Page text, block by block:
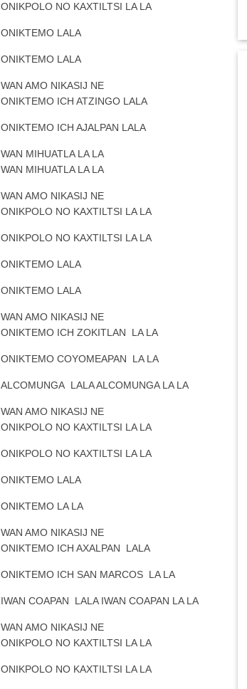
ONIKPOLO NO KAXTILTSI LA LA
ONIKTEMO LALA
ONIKTEMO LALA
WAN AMO NIKASIJ NE
ONIKTEMO ICH ATZINGO LALA
ONIKTEMO ICH AJALPAN LALA
WAN MIHUATLA LA LA
WAN MIHUATLA LA LA
WAN AMO NIKASIJ NE
ONIKPOLO NO KAXTILTSI LA LA
ONIKPOLO NO KAXTILTSI LA LA
ONIKTEMO LALA
ONIKTEMO LALA
WAN AMO NIKASIJ NE
ONIKTEMO ICH ZOKITLAN LA LA
ONIKTEMO COYOMEAPAN LA LA
ALCOMUNGA LALA ALCOMUNGA LA LA
WAN AMO NIKASIJ NE
ONIKPOLO NO KAXTILTSI LA LA
ONIKPOLO NO KAXTILTSI LA LA
ONIKTEMO LALA
ONIKTEMO LA LA
WAN AMO NIKASIJ NE
ONIKTEMO ICH AXALPAN LALA
ONIKTEMO ICH SAN MARCOS LA LA
IWAN COAPAN LALA IWAN COAPAN LA LA
WAN AMO NIKASIJ NE
ONIKPOLO NO KAXTILTSI LA LA
ONIKPOLO NO KAXTILTSI LA LA